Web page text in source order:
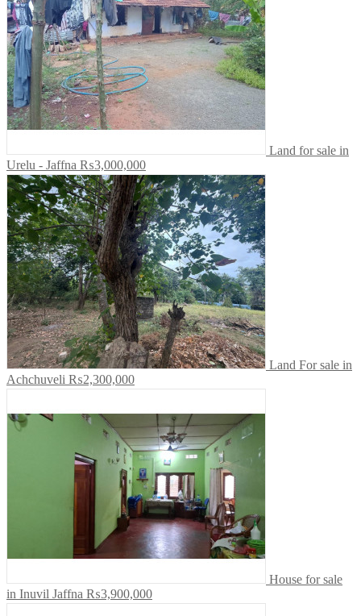
Land for sale in
Urelu - Jaffna ₨3,000,000
Land For sale in
Achchuveli ₨2,300,000
House for sale
in Inuvil Jaffna ₨3,900,000